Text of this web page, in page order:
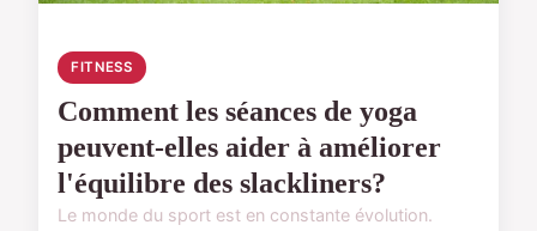
FITNESS
Comment les séances de yoga
peuvent-elles aider à améliorer
l'équilibre des slackliners?
Le monde du sport est en constante évolution.